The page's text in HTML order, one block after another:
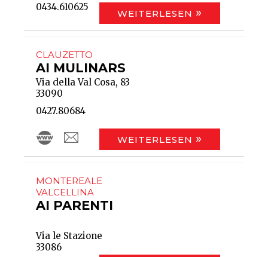
0434.610625
WEITERLESEN
CLAUZETTO
AI MULINARS
Via della Val Cosa, 83
33090
0427.80684
WEITERLESEN
MONTEREALE
VALCELLINA
AI PARENTI
Via le Stazione
33086